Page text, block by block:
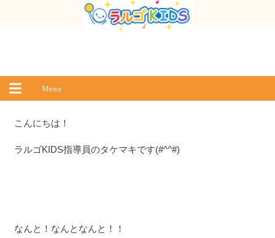
Menu
こんにちは！
ラルゴKIDS指導員のタケマキです(#^^#)
なんと！なんとなんと！！